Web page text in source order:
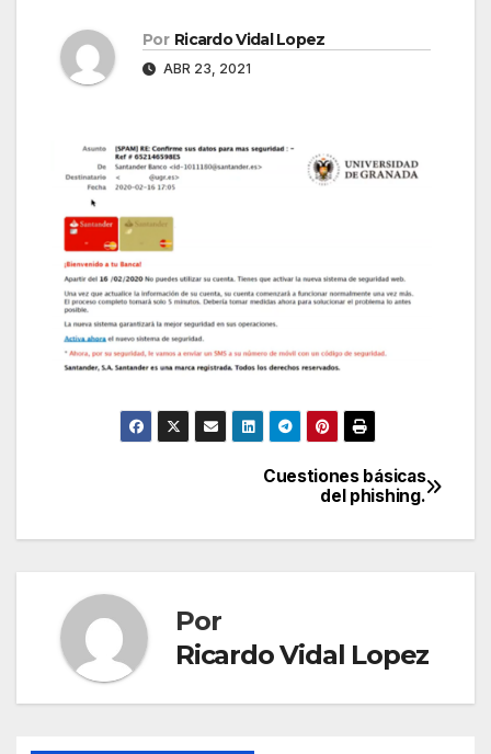
Por Ricardo Vidal Lopez
ABR 23, 2021
de
Cuestiones básicas
del phishing.
Por
Ricardo Vidal Lopez